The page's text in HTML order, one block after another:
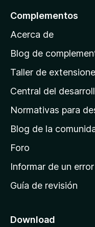
p
á
n
a
e
i
n
c
o
Complementos
Acerca de
Blog de
Taller de
Central del
Normativas para
Blog de la
Foro
Informar de un error
Guía de revisión
Download